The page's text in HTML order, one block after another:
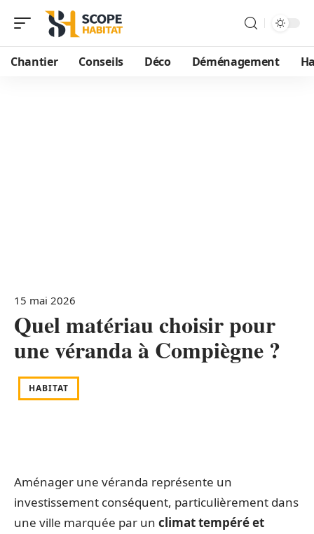
Chantier Conseils Déco Déménagement
15 mai 2026
Quel matériau choisir pour
une véranda à Compiègne ?
HABITAT
Aménager une véranda représente un
investissement conséquent, particulièrement dans
une ville marquée par un climat tempéré et